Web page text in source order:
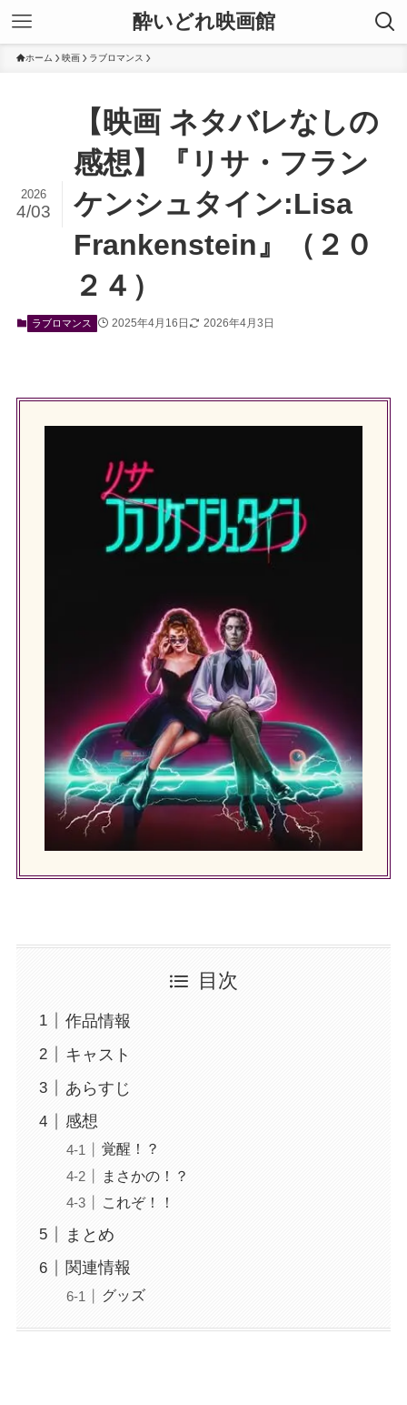
酔いどれ映画館
ホーム 映画 ラブロマンス
【映画 ネタバレなしの
感想】『リサ・フラン
ケンシュタイン:Lisa
Frankenstein』（２０
２４）
2026
4/03
ラブロマンス 2025年4月16日 2026年4月3日
目次
作品情報
キャスト
あらすじ
感想
覚醒！？
まさかの！？
これぞ！！
まとめ
関連情報
グッズ